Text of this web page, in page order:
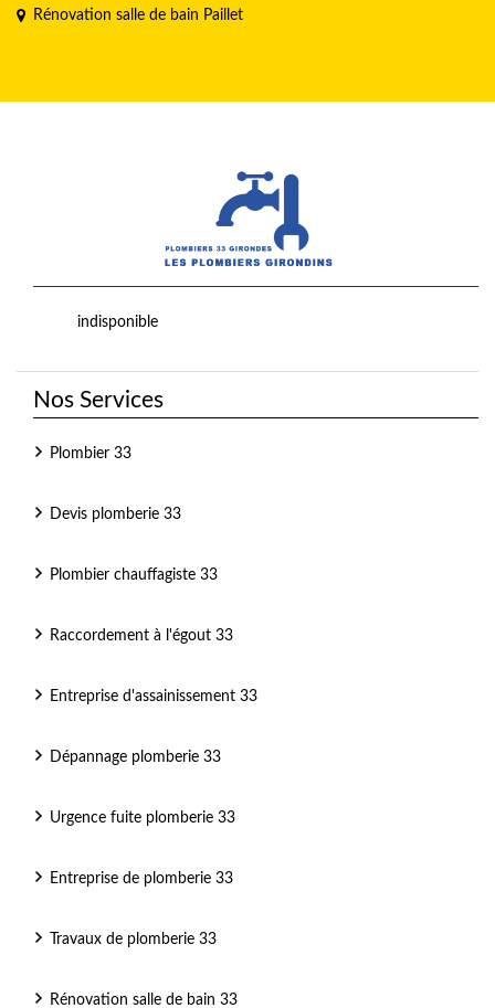
Rénovation salle de bain Paillet
indisponible
Nos Services
Plombier 33
Devis plomberie 33
Plombier chauffagiste 33
Raccordement à l'égout 33
Entreprise d'assainissement 33
Dépannage plomberie 33
Urgence fuite plomberie 33
Entreprise de plomberie 33
Travaux de plomberie 33
Rénovation salle de bain 33